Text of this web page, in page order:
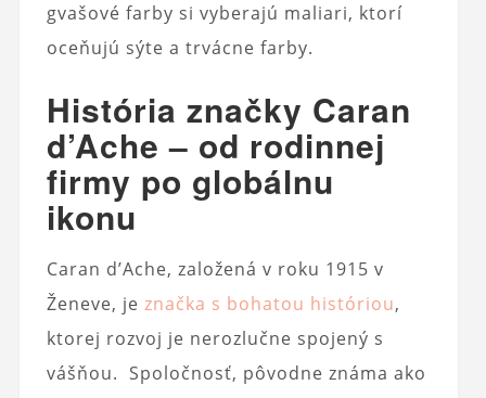
gvašové farby si vyberajú maliari, ktorí
oceňujú sýte a trvácne farby.
História značky Caran
d’Ache – od rodinnej
firmy po globálnu
ikonu
Caran d’Ache, založená v roku 1915 v
Ženeve, je značka s bohatou históriou,
ktorej rozvoj je nerozlučne spojený s
vášňou. Spoločnosť, pôvodne známa ako